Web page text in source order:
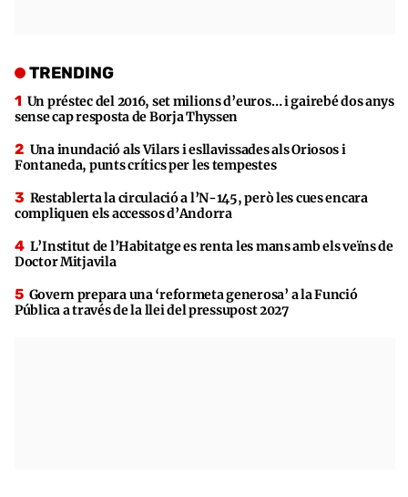
TRENDING
Un préstec del 2016, set milions d’euros… i gairebé dos anys
sense cap resposta de Borja Thyssen
Una inundació als Vilars i esllavissades als Oriosos i
Fontaneda, punts crítics per les tempestes
Restablerta la circulació a l’N-145, però les cues encara
compliquen els accessos d’Andorra
L’Institut de l’Habitatge es renta les mans amb els veïns de
Doctor Mitjavila
Govern prepara una ‘reformeta generosa’ a la Funció
Pública a través de la llei del pressupost 2027